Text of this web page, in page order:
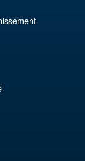
€61.41